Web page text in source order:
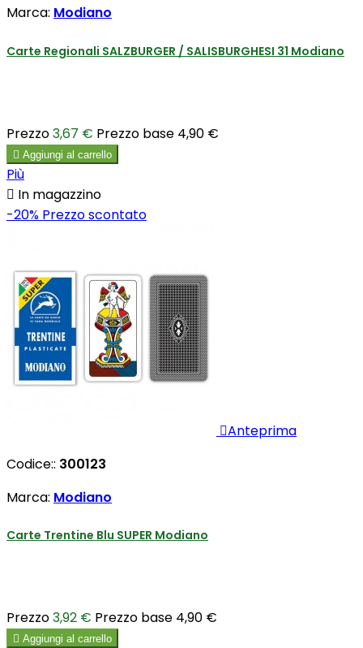
Marca: Modiano
Carte Regionali SALZBURGER / SALISBURGHESI 31 Modiano
Prezzo3,67 € Prezzo base 4,90 €
 Aggiungi al carrello
Più
 In magazzino
-20% Prezzo scontato
Anteprima
Codice:: 300123
Marca: Modiano
Carte Trentine Blu SUPER Modiano
Prezzo3,92 € Prezzo base 4,90 €
 Aggiungi al carrello